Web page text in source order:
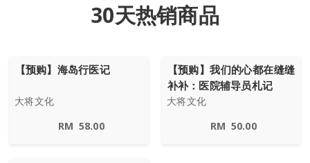
30天热销商品
【预购】海岛行医记
大将文化
RM 58.00
【预购】我们的心都在缝缝
补补：医院辅导员札记
大将文化
RM 50.00